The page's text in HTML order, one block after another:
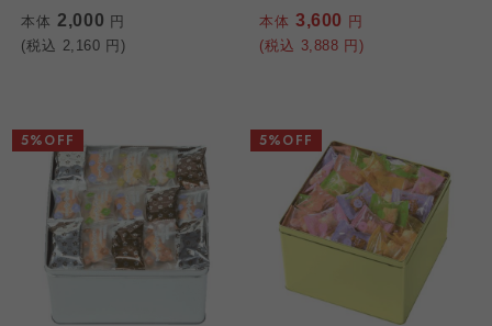
本体 2,000 円
(税込 2,160 円)
本体 3,600 円
(税込 3,888 円)
5%OFF 5%OFF